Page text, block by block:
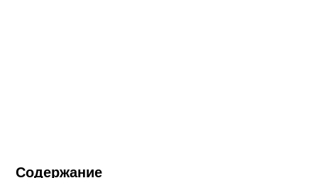
Содержание